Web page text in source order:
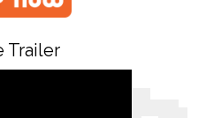
Trailer